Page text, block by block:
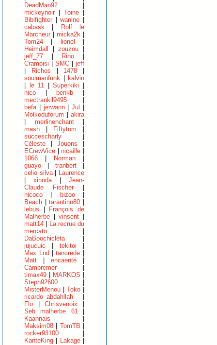
DeadMan92
mickeynoir
Toine|
Bibifighter |wanine
cabask
Rolf le
Marcheur
micka2k|
Tom24
lionel
Heimdall
|zouzou
jeff_77
Rino
Cramoisi
SMC
jeff
Richos 1478
soulmanfunk
kalvin
le 11 |Superkiki
nico
benkb
mectrankil9495
befa| jerwann| Jul
Molkoduforum
akira
merlinenchant|
mash
Fiftytom
succescharly
Céleste |Jouons
ECrewVice |nicaille
1066
Norman|
guayo
tranbert|
celio silva|
Laurence
|xinoda| Jean-
Claude Fischer
nicoco
bizoo|
Beach |tarantino80
lebus
François de
Malherbe |vinsent
matt14
La recrue du
mercato
DaBoochicléta|
jujucuic
tekitoi
Max Lnd |tancrede
Matt
encaenté|
Cambremer
timax49
MARKOS
Steph92600
MisterMenou
Toko|
ricardo_abdahllah
Flo |Chrisvenoix
Seb malherbe 61|
Kaannais
Maksim08
TomTB
rocker93100
KanteKing
Lakage|